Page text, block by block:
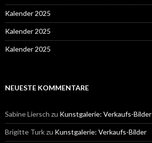
Kalender 2025
Kalender 2025
Kalender 2025
NEUESTE KOMMENTARE
Sabine Liersch zu Kunstgalerie: Verkaufs-Bilder
Brigitte Turkzu Kunstgalerie: Verkaufs-Bilder